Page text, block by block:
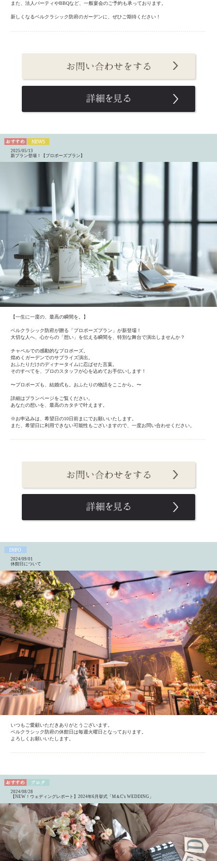
また、法人パーティやBBQなど、一般宴会のご予約も承っております。
新しくなるベルクラシック防府のガーデンに、ぜひご期待ください！
2025/05/13
新プラン登場！【プロポーズプラン】
【一生に一度の、最高の瞬間を。】
ベルクラシック防府が贈る「プロポーズプラン」が新登場！
大切な人へ、心からの「想い」を伝える瞬間を、特別な舞台で演出しませんか？
チャペルでの感動的なプロポーズ。
煌めくガーデンでのサプライズ演出。
おふたりだけのディナータイムに忍ばせた言葉。
そのすべてを、プロのスタッフが心を込めてお手伝いします！
〜プロポーズも、結婚式も。おふたりの物語をここから。〜
詳細はプランページをご覧ください。
あなたの想いを、最高のカタチで叶えます。
※お申込みは、希望日の10日前まにでお願いいたします。
また、希望日に利用できない可能性もございますので、一度お問い合わせください。
2024/09/01
休館日について
いつもご愛顧いただきありがとうございます。
ベルクラシック防府の休館日は毎週火曜日となっております。
よろしくお願いいたします。
2024/08/28
【NEW！ウェディングレポート】2024年6月挙式「M＆C's WEDDING」